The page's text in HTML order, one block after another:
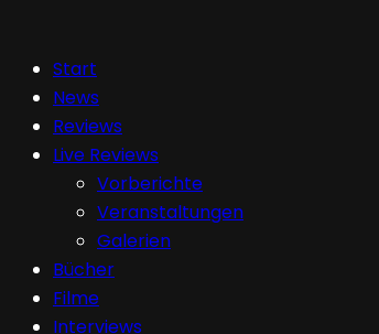
Start
News
Reviews
Live Reviews
Vorberichte
Veranstaltungen
Galerien
Bücher
Filme
Interviews